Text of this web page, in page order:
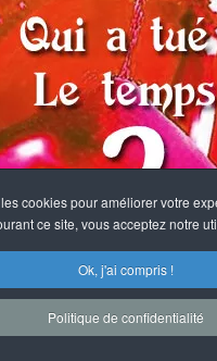
14,90 €
QUI A TUÉ LE TEMPS
le format Détails
cookies pour améliorer votre
ce site, vous acceptez notre
Ok, j'ai compris !
Politique de confidentialité